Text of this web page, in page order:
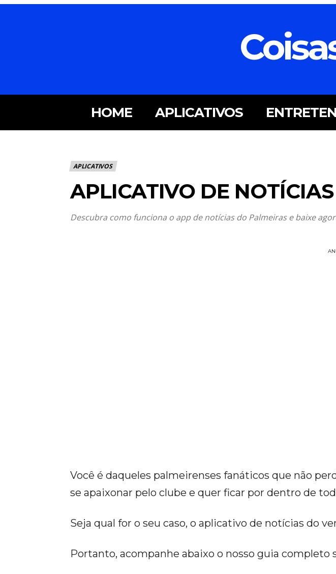
HOME APLICATIVOS
APLICATIVOS
APLICATIVO DE
Descubra como funciona o app de notícias do Palmeiras e baixe
Você é daqueles palmeirenses fanáticos que não
se apaixonar pelo clube e quer ficar por dentro de
Seja qual for o seu caso, o aplicativo de notícias do
Portanto, acompanhe abaixo o nosso guia completo